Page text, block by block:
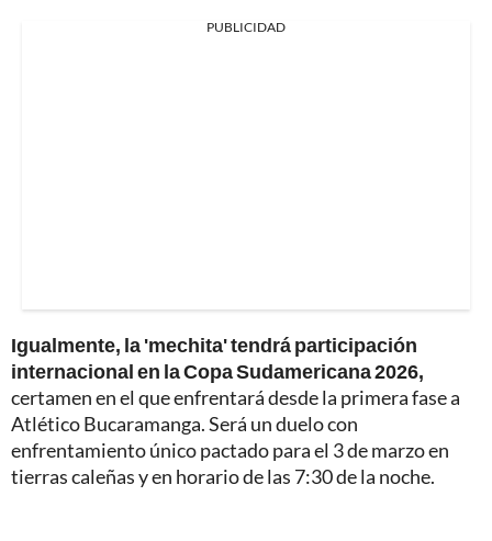
PUBLICIDAD
Igualmente, la 'mechita' tendrá participación
internacional en la Copa Sudamericana 2026,
certamen en el que enfrentará desde la primera fase a
Atlético Bucaramanga. Será un duelo con
enfrentamiento único pactado para el 3 de marzo en
tierras caleñas y en horario de las 7:30 de la noche.